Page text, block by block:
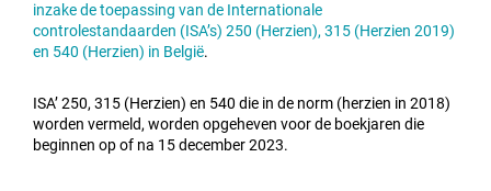
inzake de toepassing van de Internationale
controlestandaarden (ISA’s) 250 (Herzien), 315 (Herzien 2019)
en 540 (Herzien) in België.
ISA’ 250, 315 (Herzien) en 540 die in de norm (herzien in 2018)
worden vermeld, worden opgeheven voor de boekjaren die
beginnen op of na 15 december 2023.